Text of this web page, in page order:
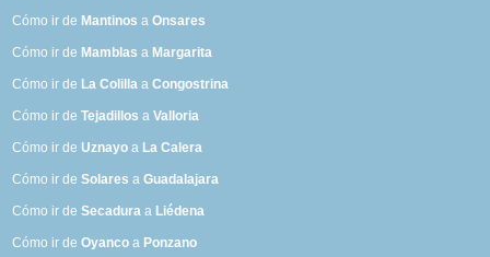
Cómo ir de Mantinos aOnsares
Cómo ir de Mamblas a Margarita
Cómo ir de La Colilla aCongostrina
Cómo ir deTejadillos aValloria
Cómo ir deUznayo a La Calera
Cómo ir deSolares aGuadalajara
Cómo ir deSecadura a Liédena
Cómo ir deOyanco a Ponzano